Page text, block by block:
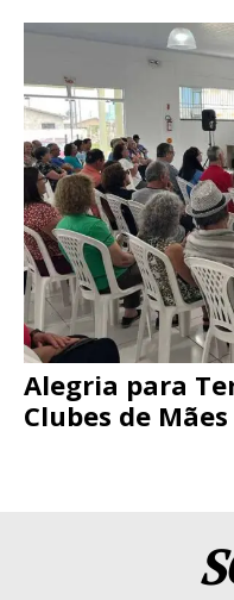
Alegria para
Clubes de